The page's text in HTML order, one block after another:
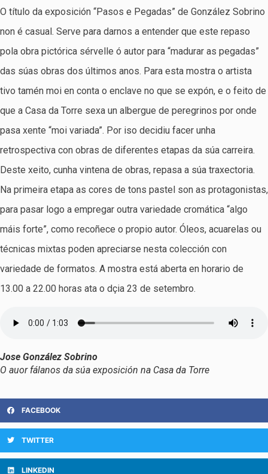
O título da exposición “Pasos e Pegadas” de González Sobrino
non é casual. Serve para darnos a entender que este repaso
pola obra pictórica sérvelle ó autor para “madurar as pegadas”
das súas obras dos últimos anos. Para esta mostra o artista
tivo tamén moi en conta o enclave no que se expón, e o feito de
que a Casa da Torre sexa un albergue de peregrinos por onde
pasa xente “moi variada”. Por iso decidiu facer unha
retrospectiva con obras de diferentes etapas da súa carreira.
Deste xeito, cunha vintena de obras, repasa a súa traxectoria.
Na primeira etapa as cores de tons pastel son as protagonistas,
para pasar logo a empregar outra variedade cromática “algo
máis forte”, como recoñece o propio autor. Óleos, acuarelas ou
técnicas mixtas poden apreciarse nesta colección con
variedade de formatos. A mostra está aberta en horario de
13.00 a 22.00 horas ata o dçia 23 de setembro.
Jose González Sobrino
O auor fálanos da súa exposición na Casa da Torre
FACEBOOK
TWITTER
LINKEDIN